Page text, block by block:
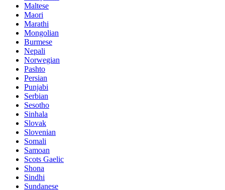
Maltese
Maori
Marathi
Mongolian
Burmese
Nepali
Norwegian
Pashto
Persian
Punjabi
Serbian
Sesotho
Sinhala
Slovak
Slovenian
Somali
Samoan
Scots Gaelic
Shona
Sindhi
Sundanese